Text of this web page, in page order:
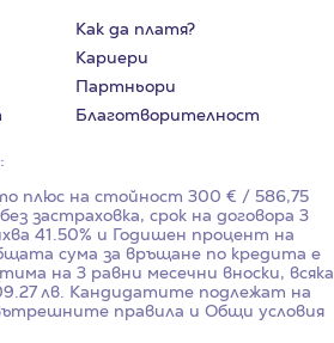
Как да платя?
Кариери
Партньори
Благотворителност
плюс на стойност 300 € / 586,75
застраховка, срок на договора 3
41.50% и Годишен процент на
сума за връщане по кредита е
на 3 равни месечни вноски, всяка
лв. Кандидатите подлежат на
правила и Общи условия